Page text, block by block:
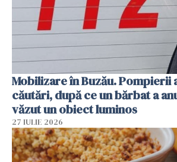
Mobilizare în Buzău. Pompierii
căutări, după ce un bărbat a
văzut un obiect luminos
27 IULIE 2026